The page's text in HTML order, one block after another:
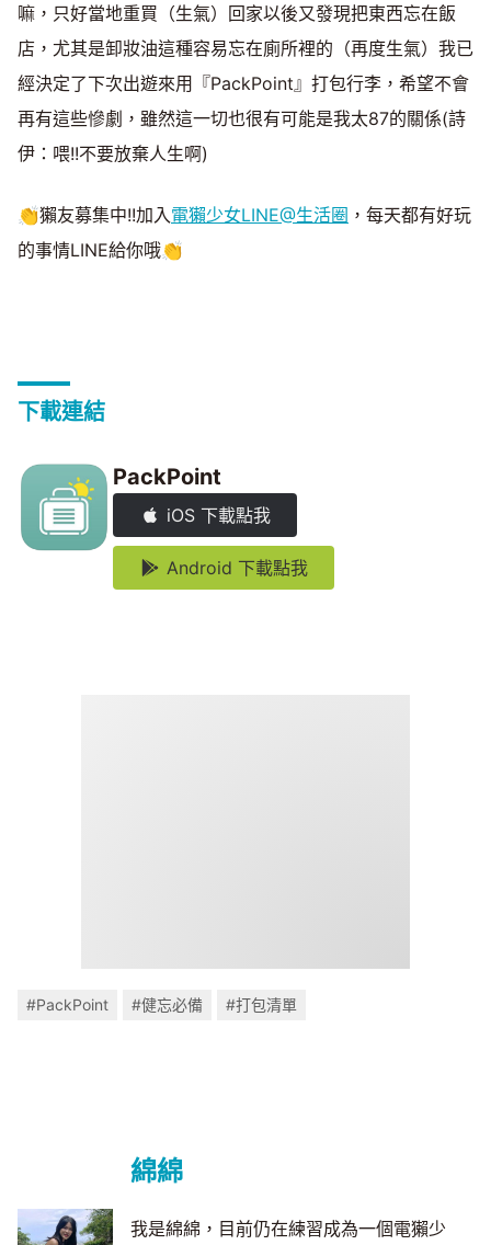
嘛，只好當地重買（生氣）回家以後又發現把東西忘在飯
店，尤其是卸妝油這種容易忘在廁所裡的（再度生氣）我已
經決定了下次出遊來用『PackPoint』打包行李，希望不會
再有這些慘劇，雖然這一切也很有可能是我太87的關係(詩
伊：喂!!不要放棄人生啊)
👏獺友募集中!!加入 電獺少女LINE@生活圈 ，每天都有好玩
的事情LINE給你哦👏
下載連結
PackPoint
iOS 下載點我
Android 下載點我
#PackPoint #健忘必備 #打包清單
綿綿
我是綿綿，目前仍在練習成為一個電獺少